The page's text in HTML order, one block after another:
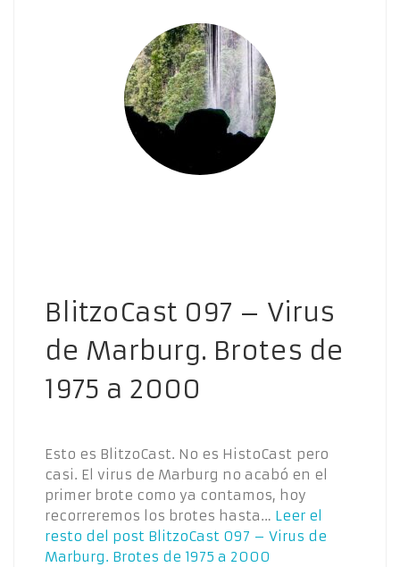
BlitzoCast 097 – Virus
de Marburg. Brotes de
1975 a 2000
Esto es BlitzoCast. No es HistoCast pero
casi. El virus de Marburg no acabó en el
primer brote como ya contamos, hoy
recorreremos los brotes hasta… Leer el
resto del post BlitzoCast 097 – Virus de
Marburg. Brotes de 1975 a 2000